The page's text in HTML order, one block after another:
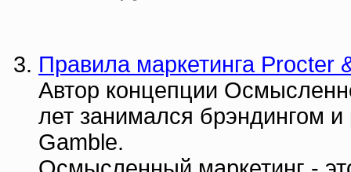
Правила маркетинга Procter
Автор концепции
лет занимался брэндингом
Gamble.